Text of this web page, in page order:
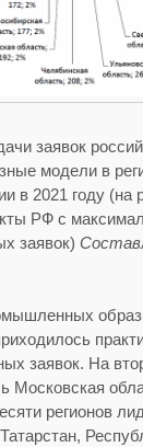
заявок
модели в
в 2021 году (на
РФ с
заявок)
заявок. На
Московская
регионов